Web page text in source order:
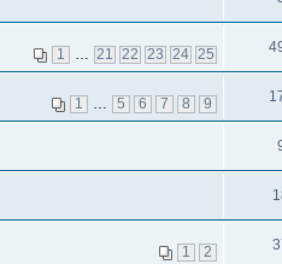
1 21 22 23 24 25
1 5 6 7 8 9
1 2